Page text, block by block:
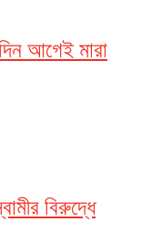
আগেই মারা
বিরুদ্ধে